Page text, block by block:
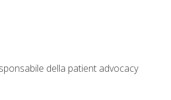
della patient advocacy